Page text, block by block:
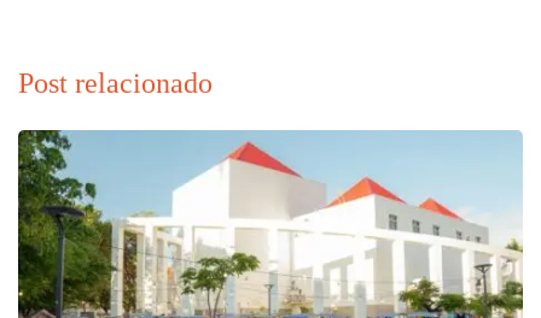
Post relacionado